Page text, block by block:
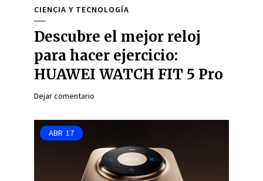
CIENCIA Y TECNOLOGÍA
Descubre el mejor reloj
para hacer ejercicio:
HUAWEI WATCH FIT 5 Pro
Dejar comentario
ABR 17